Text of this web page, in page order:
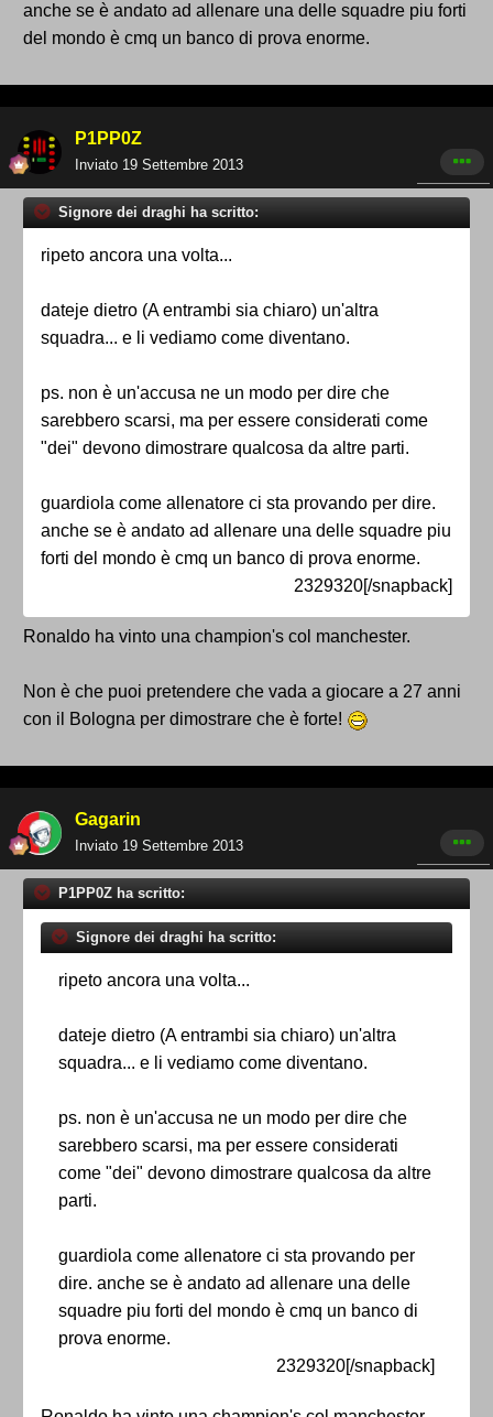
anche se è andato ad allenare una delle squadre piu forti
del mondo è cmq un banco di prova enorme.
P1PP0Z
Inviato 19 Settembre 2013
Signore dei draghi ha scritto:
ripeto ancora una volta...
dateje dietro (A entrambi sia chiaro) un'altra
squadra... e li vediamo come diventano.
ps. non è un'accusa ne un modo per dire che
sarebbero scarsi, ma per essere considerati come
"dei" devono dimostrare qualcosa da altre parti.
guardiola come allenatore ci sta provando per dire.
anche se è andato ad allenare una delle squadre piu
forti del mondo è cmq un banco di prova enorme.
2329320[/snapback]
Ronaldo ha vinto una champion's col manchester.
Non è che puoi pretendere che vada a giocare a 27 anni
con il Bologna per dimostrare che è forte!
Gagarin
Inviato 19 Settembre 2013
P1PP0Z ha scritto:
Signore dei draghi ha scritto:
ripeto ancora una volta...
dateje dietro (A entrambi sia chiaro) un'altra
squadra... e li vediamo come diventano.
ps. non è un'accusa ne un modo per dire che
sarebbero scarsi, ma per essere considerati
come "dei" devono dimostrare qualcosa da altre
parti.
guardiola come allenatore ci sta provando per
dire. anche se è andato ad allenare una delle
squadre piu forti del mondo è cmq un banco di
prova enorme.
2329320[/snapback]